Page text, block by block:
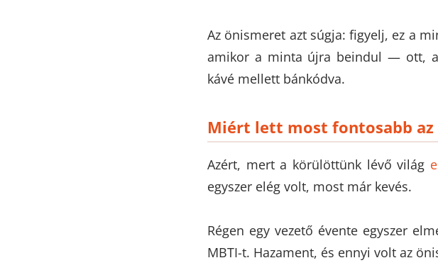
Az önismeret azt súgja: figyelj, ez a
amikor a minta újra beindul — ott,
kávé mellett bánkódva.
Miért lett most fontosabb az
Azért, mert a körülöttünk lévő világ
egyszer elég volt, most már kevés.
Régen egy vezető évente egyszer
MBTI-t. Hazament, és ennyi volt az